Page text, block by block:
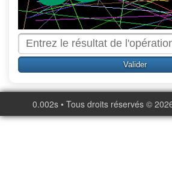
0.002s • Tous droits réservés ©